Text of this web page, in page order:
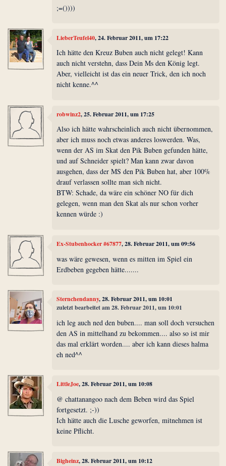
;=())))
LieberTeufel40, 24. Februar 2011, um 17:22
Ich hätte den Kreuz Buben auch nicht gelegt! Kann
auch nicht verstehn, dass Dein Ms den König legt.
Aber, vielleicht ist das ein neuer Trick, den ich noch
nicht kenne.^^
robwinz2, 25. Februar 2011, um 17:25
Also ich hätte wahrscheinlich auch nicht übernommen,
aber ich muss noch etwas anderes loswerden. Was,
wenn der AS im Skat den Pik Buben gefunden hätte,
und auf Schneider spielt? Man kann zwar davon
ausgehen, dass der MS den Pik Buben hat, aber 100%
drauf verlassen sollte man sich nicht.
BTW: Schade, da wäre ein schöner NO für dich
gelegen, wenn man den Skat als nur schon vorher
kennen würde :)
Ex-Stubenhocker #67877, 28. Februar 2011, um 09:56
was wäre gewesen, wenn es mitten im Spiel ein
Erdbeben gegeben hätte.......
Sternchendanny, 28. Februar 2011, um 10:01
zuletzt bearbeitet am 28. Februar 2011, um 10:01
ich leg auch ned den buben.... man soll doch versuchen
den AS in mittelhand zu bekommen.... also so ist mir
das mal erklärt worden.... aber ich kann dieses halma
eh ned^^
LittleJoe, 28. Februar 2011, um 10:08
@ chattanangoo nach dem Beben wird das Spiel
fortgesetzt. ;-))
Ich hätte auch die Lusche geworfen, mitnehmen ist
keine Pflicht.
Bigheinz, 28. Februar 2011, um 10:12